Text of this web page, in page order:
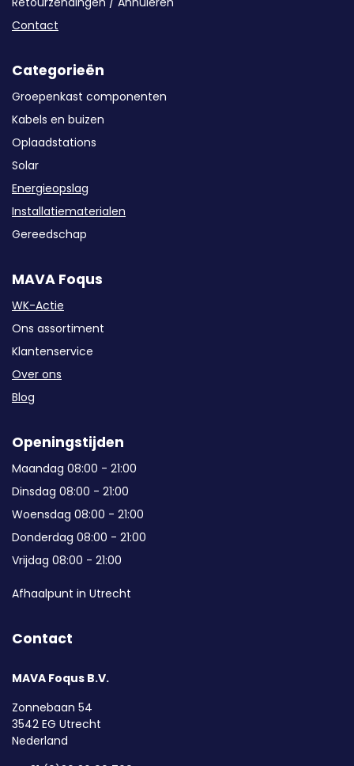
Contact
Categorieën
Groepenkast componenten
Kabels en buizen
Oplaadstations
Solar
Energieopslag
Installatiematerialen
Gereedschap
MAVA Foqus
WK-Actie
Ons assortiment
Klantenservice
Over ons
Blog
Openingstijden
Maandag 08:00 - 21:00
Dinsdag 08:00 - 21:00
Woensdag 08:00 - 21:00
Donderdag 08:00 - 21:00
Vrijdag 08:00 - 21:00
Afhaalpunt in Utrecht
Contact
MAVA Foqus B.V.
Zonnebaan 54
3542 EG Utrecht
Nederland